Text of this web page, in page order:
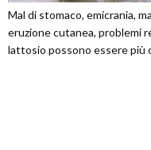
Mal di stomaco, emicrania,
eruzione cutanea, problemi
lattosio possono essere più